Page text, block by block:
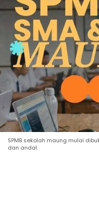
SPMB sekolah maung mulai
dan andal.